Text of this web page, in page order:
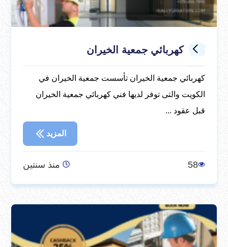
كهربائي جمعية الخيران
كهربائي جمعية الخيران تأسست جمعية الخيران في
الكويت والتى توفر لديها فني كهربائي جمعية الخيران
قبل عقود ...
المزيد
58 منذ سنتين